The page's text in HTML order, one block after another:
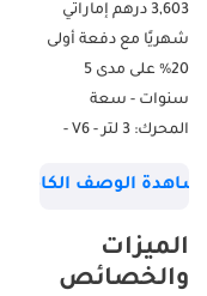
3,603 درهم إماراتي
شهريًا مع دفعة أولى
20% على مدى 5
سنوات - سعة
المحرك: 3 لتر - V6 -
الحركة: أوتوماتيكي 9
429 حصان - نظام
ترفيه خلفي - عداد
الوصف الكامل
الميزات
والخصائص